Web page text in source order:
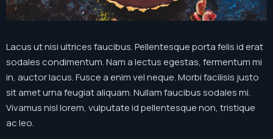
Lacus ut nisi ultrices faucibus. Pellentesque porta felis id erat
sodales condimentum. Nam a lectus egestas, fermentum mi
in, auctor lacus. Fusce a enim vel neque. Morbi facilisis justo
sit amet urna feugiat aliquam. Nullam faucibus sodales mi.
Vivamus nisl lorem, vulputate id pellentesque non, tristique
ac leo.
Instagram